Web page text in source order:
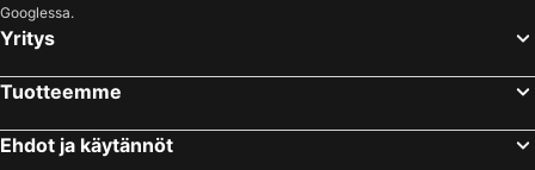
Jyväskylä, Länsi-Suomi Hotellit
Googlessa.
Yritys
Tuotteemme
Ehdot ja käytännöt